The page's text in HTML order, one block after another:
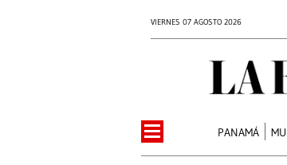
VIERNES 07 AGOSTO 2026
PANAMÁ